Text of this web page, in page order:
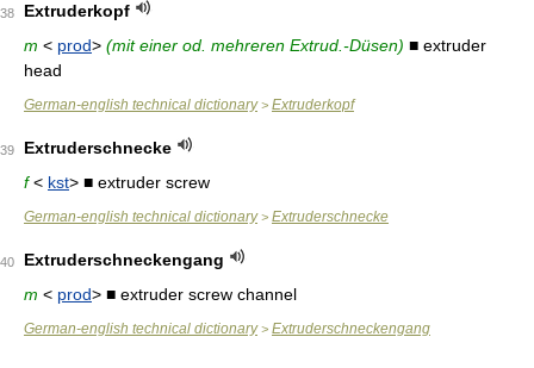
38
Extruderkopf
m < prod> (mit einer od. mehreren Extrud.-Düsen) ■ extruder
head
German-english technical dictionary> Extruderkopf
39
Extruderschnecke
f< kst> ■ extruder screw
German-english technical dictionary> Extruderschnecke
40
Extruderschneckengang
m < prod> ■ extruder screw channel
German-english technical dictionary> Extruderschneckengang